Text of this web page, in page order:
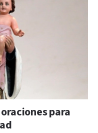
para